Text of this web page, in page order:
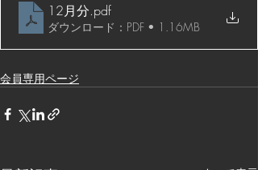
12月分.pdf
ダウンロード：PDF • 1.16MB
会員専用ページ